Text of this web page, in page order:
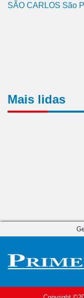
SÃO CARLOS São
Mais lidas